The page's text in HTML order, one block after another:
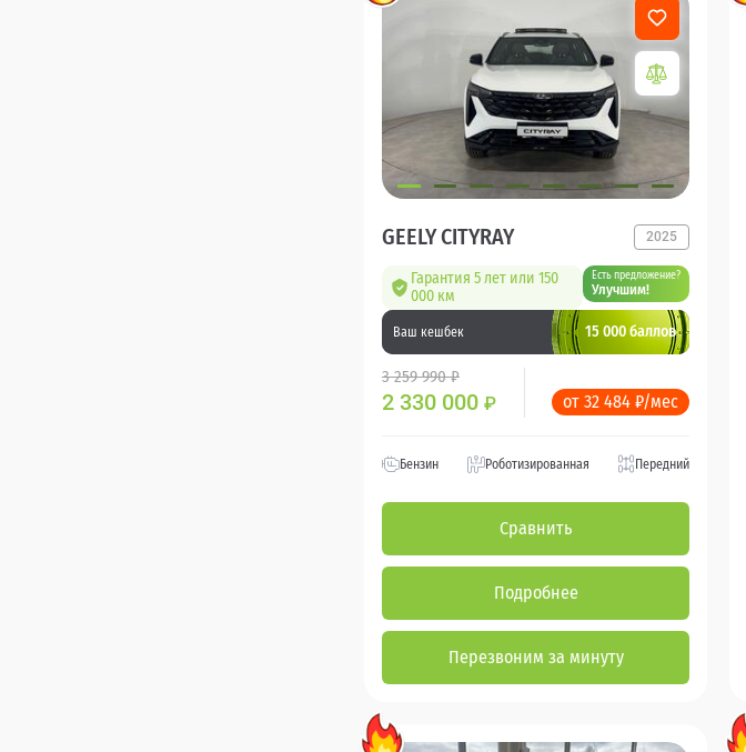
GEELY CITYRAY 2025
Гарантия 5 лет или 150
000 км
Есть предложение?
Улучшим!
Ваш кешбек 15 000 баллов
3 259 990 ₽
2 330 000 ₽ от 32 484 ₽/мес
Бензин Роботизированная Передний
Сравнить
Подробнее
Перезвоним за минуту